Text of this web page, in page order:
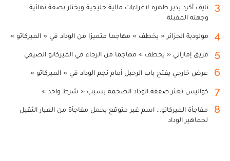
3
نايف أكرد يدير ظهره لاغراءات مالية خليجية ويختار بصفة نهائية
وجهته المقبلة
4 مولودية الجزائر « يخطف » مهاجما متميزا من الوداد في « الميركاتو »
5 فريق إماراتي « يخطف » مهاجما من الرجاء في الميركاتو الصيفي
6 عرض خارجي يفتح باب الرحيل أمام نجم الوداد في « الميركاتو »
7 كواليس تعثر صفقة الوداد الضخمة بسبب « شرط واحد »
8
مفاجأة الميركاتو... اسم غير متوقع يحمل مفاجأة من العيار الثقيل
لجماهير الوداد